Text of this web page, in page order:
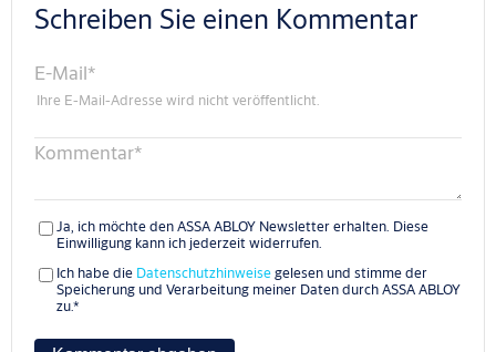
Schreiben Sie einen Kommentar
E-Mail*
Ihre E-Mail-Adresse wird nicht veröffentlicht.
Kommentar*
Ja, ich möchte den ASSA ABLOY Newsletter erhalten. Diese
Einwilligung kann ich jederzeit widerrufen.
Ich habe die Datenschutzhinweisegelesen und stimme der
Speicherung und Verarbeitung meiner Daten durch ASSA ABLOY
zu.*